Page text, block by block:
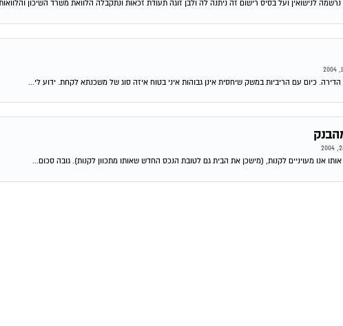
לנישואין ועל בסיס רישום זה ניתנה לה ולבן זוגה תעודת זכאות ונתקבלה הלוואת משרד השיכון
כיום עם הריביות במשק שיחסית אינן גבוהות איני בטוח איזה סוג של משכנתא לקחת. ידוע לי...
אנו מעויניים לקנות, (מישכן את הבית גם לטובת הנכס החדש שאותו מתכוון לקנות). גובה סכום...